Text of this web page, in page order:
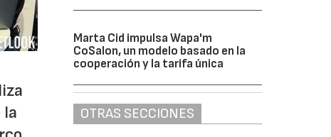
la
Marta Cid impulsa Wapa'm
CoSalon, un modelo basado en la
cooperación y la tarifa única
OTRAS SECCIONES